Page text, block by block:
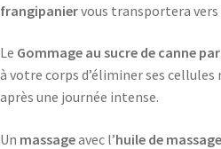
frangipaniervous transportera
Le Gommage au sucre de canne
à votre corps d’éliminer ses
après une journée intense.
Un massageavec l’huile de